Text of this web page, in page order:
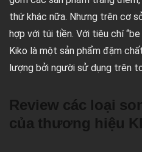
thứ khác nữa. Nhưng trên cơ
hợp với túi tiền. Với tiêu chí “
Kiko là một sản phẩm đậm
lượng bởi người sử dụng trên
Review các loại
của thương hiệu